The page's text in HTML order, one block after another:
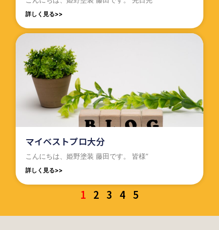
詳しく見る>>
マイベストプロ大分
こんにちは、姫野塗装 藤田です。 皆様”
詳しく見る>>
1 2 3 4 5